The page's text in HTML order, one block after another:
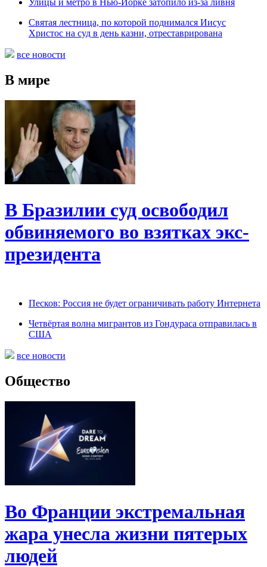
Святая лестница, по которой поднимался Иисус
Христос на суд в день казни, отреставрирована
все новости
В мире
В Бразилии суд освободил
обвиняемого во взятках экс-
президента
Песков: Россия не будет ограничивать работу Интернета
Четвёртая волна мигрантов из Гондураса отправилась в
США
все новости
Общество
Во Франции экстремальная
жара унесла жизни пятерых
людей